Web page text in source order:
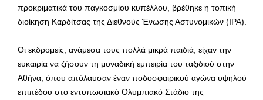
προκριματικά του παγκοσμίου κυπέλλου, βρέθηκε η τοπική
διοίκηση Καρδίτσας της Διεθνούς Ένωσης Αστυνομικών (ΙΡΑ).
Οι εκδρομείς, ανάμεσα τους πολλά μικρά παιδιά, είχαν την
ευκαιρία να ζήσουν τη μοναδική εμπειρία του ταξιδιού στην
Αθήνα, όπου απόλαυσαν έναν ποδοσφαιρικού αγώνα υψηλού
επιπέδου στο εντυπωσιακό Ολυμπιακό Στάδιο της